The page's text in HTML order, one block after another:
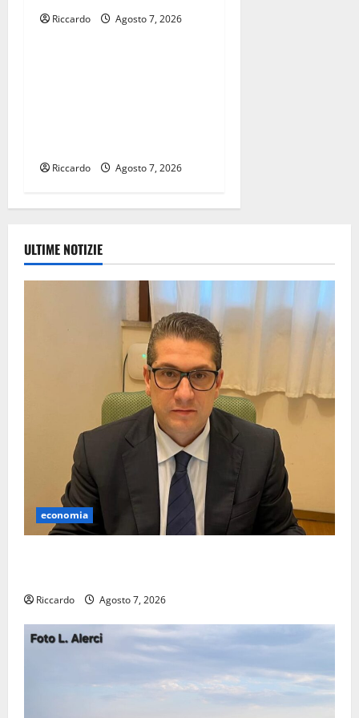
Riccardo Agosto 7, 2026
Eventi
Riccardo Agosto 7, 2026
ULTIME NOTIZIE
economia
Riccardo Agosto 7, 2026